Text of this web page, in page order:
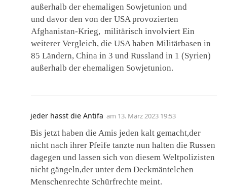
außerhalb der ehemaligen Sowjetunion und
und davor den von der USA provozierten
Afghanistan-Krieg, militärisch involviert Ein
weiterer Vergleich, die USA haben Militärbasen in
85 Ländern, China in 3 und Russland in 1 (Syrien)
außerhalb der ehemaligen Sowjetunion.
jeder hasst die Antifa am 13. März 2023 19:53
Bis jetzt haben die Amis jeden kalt gemacht,der
nicht nach ihrer Pfeife tanzte nun halten die Russen
dagegen und lassen sich von diesem Weltpolizisten
nicht gängeln,der unter dem Deckmäntelchen
Menschenrechte Schürfrechte meint.